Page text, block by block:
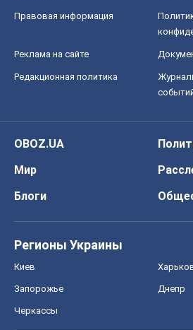
Правовая информация
Реклама на сайте
Редакционная политика
OBOZ.UA
Мир
Блоги
Регионы Украины
Киев
Запорожье Днепр
Черкассы